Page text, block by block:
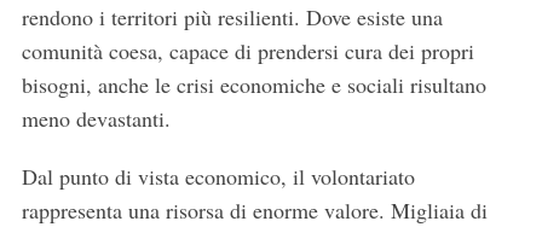
rendono i territori più resilienti. Dove esiste una
comunità coesa, capace di prendersi cura dei propri
bisogni, anche le crisi economiche e sociali risultano
meno devastanti.
Dal punto di vista economico, il volontariato
rappresenta una risorsa di enorme valore. Migliaia di